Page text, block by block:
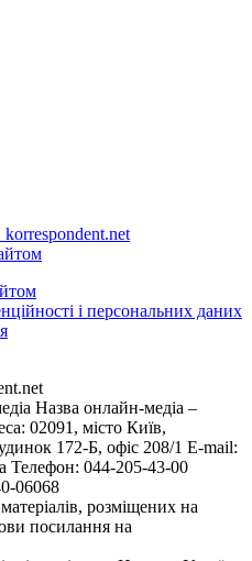
korrespondent.net
і персональних даних
Назва онлайн-медіа –
02091, місто Київ,
172-Б, офіс 208/1 E-mail:
Телефон: 044-205-43-00
06068
розміщених на
посилання на